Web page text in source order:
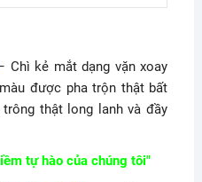
Chì kẻ mắt dạng vặn xoay
được pha trộn thật bất
thật long lanh và đầy
tự hào của chúng tôi"